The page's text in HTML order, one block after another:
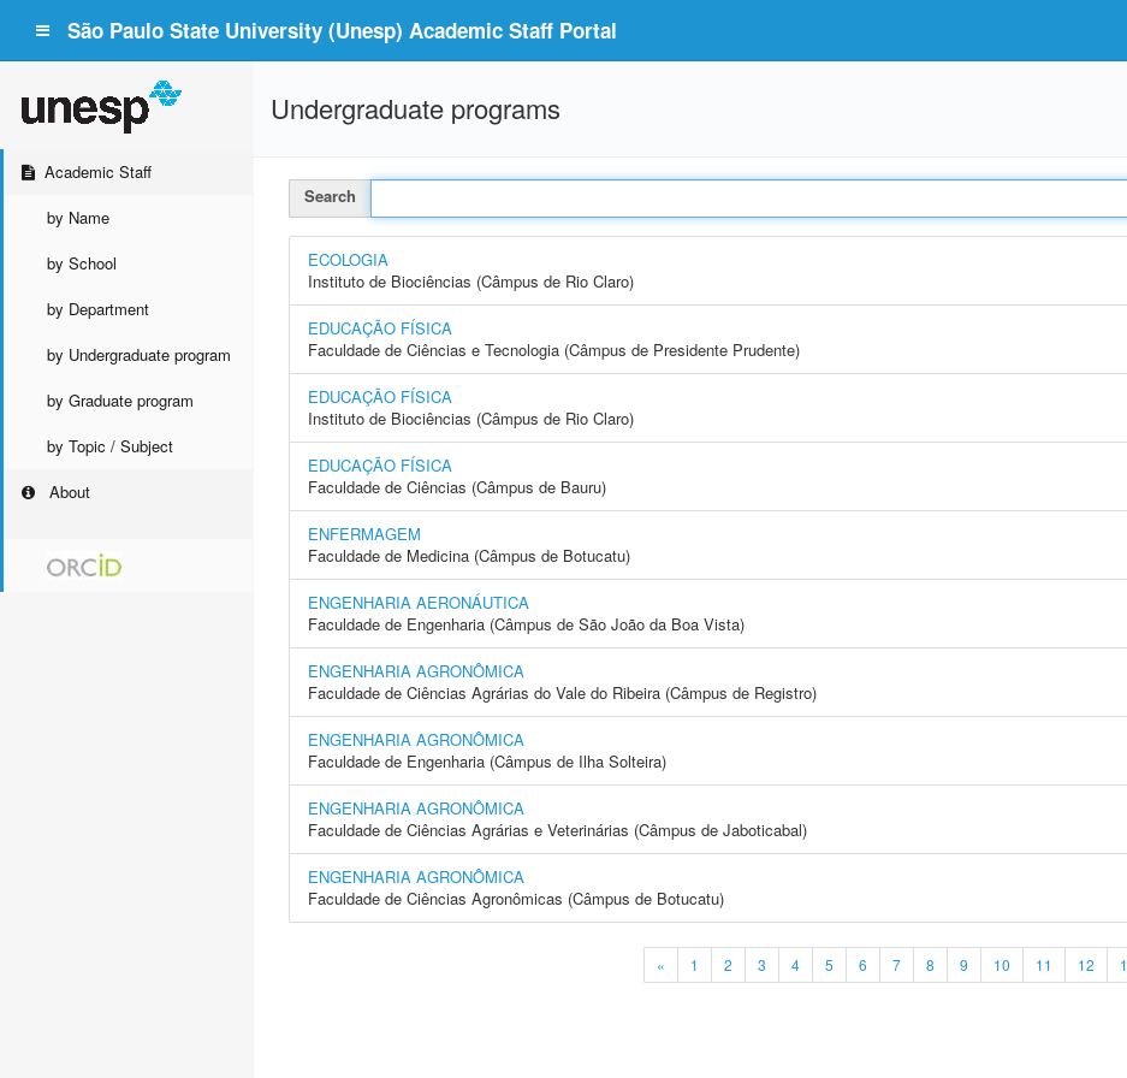
São Paulo State University (Unesp) Academic Staff Portal
Academic Staff
by Name
by School
by Department
by Undergraduate program
by Graduate program
by Topic / Subject
About
Undergraduate programs
Search
ECOLOGIA
Instituto de Biociências (Câmpus de Rio Claro)
EDUCAÇÃO FÍSICA
Faculdade de Ciências e Tecnologia (Câmpus de Presidente Prudente)
EDUCAÇÃO FÍSICA
Instituto de Biociências (Câmpus de Rio Claro)
EDUCAÇÃO FÍSICA
Faculdade de Ciências (Câmpus de Bauru)
ENFERMAGEM
Faculdade de Medicina (Câmpus de Botucatu)
ENGENHARIA AERONÁUTICA
Faculdade de Engenharia (Câmpus de São João da Boa Vista)
ENGENHARIA AGRONÔMICA
Faculdade de Ciências Agrárias do Vale do Ribeira (Câmpus de Registro)
ENGENHARIA AGRONÔMICA
Faculdade de Engenharia (Câmpus de Ilha Solteira)
ENGENHARIA AGRONÔMICA
Faculdade de Ciências Agrárias e Veterinárias (Câmpus de Jaboticabal)
ENGENHARIA AGRONÔMICA
Faculdade de Ciências Agronômicas (Câmpus de Botucatu)
« 1 2 3 4 5 6 7 8 9 10 11 12